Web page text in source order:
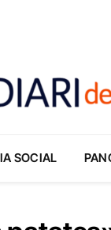
SOCIAL